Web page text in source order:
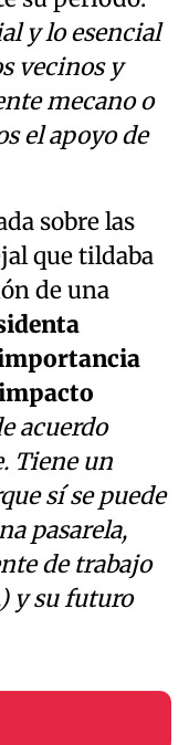
y lo esencial
vecinos y
mecano o
el apoyo de
sobre las
que tildaba
de una
acuerdo
Tiene un
sí se puede
pasarela,
de trabajo
y su futuro